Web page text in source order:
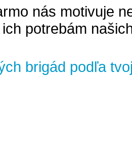
nás motivuje
potrebám
brigád podľa